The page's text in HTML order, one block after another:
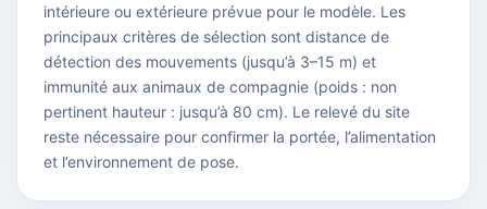
intérieure ou extérieure prévue pour le modèle. Les
principaux critères de sélection sont distance de
détection des mouvements (jusqu’à 3–15 m) et
immunité aux animaux de compagnie (poids : non
pertinent hauteur : jusqu’à 80 cm). Le relevé du site
reste nécessaire pour confirmer la portée, l’alimentation
et l’environnement de pose.